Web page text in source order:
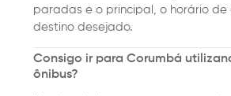
paradas e o principal, o horário
destino desejado.
Consigo ir para Corumbá
ônibus?